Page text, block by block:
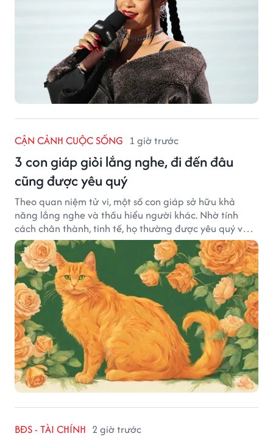
CẬN CẢNH CUỘC SỐNG 1 giờ trước
3 con giáp giỏi lắng nghe, đi đến đâu
cũng được yêu quý
Theo quan niệm tử vi, một số con giáp sở hữu khả
năng lắng nghe và thấu hiểu người khác. Nhờ tính
cách chân thành, tinh tế, họ thường được yêu quý và
tạo dựng nhiều mối quan hệ tốt đẹp.
BĐS - TÀI CHÍNH 2 giờ trước